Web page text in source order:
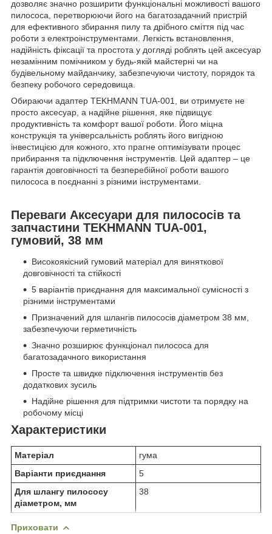
дозволяє значно розширити функціональні можливості вашого
пилососа, перетворюючи його на багатозадачний пристрій
для ефективного збирання пилу та дрібного сміття під час
роботи з електроінструментами. Легкість встановлення,
надійність фіксації та простота у догляді роблять цей аксесуар
незамінним помічником у будь-якій майстерні чи на
будівельному майданчику, забезпечуючи чистоту, порядок та
безпеку робочого середовища.
Обираючи адаптер TEKHMANN TUA-001, ви отримуєте не
просто аксесуар, а надійне рішення, яке підвищує
продуктивність та комфорт вашої роботи. Його міцна
конструкція та універсальність роблять його вигідною
інвестицією для кожного, хто прагне оптимізувати процес
прибирання та підключення інструментів. Цей адаптер – це
гарантія довговічності та безперебійної роботи вашого
пилососа в поєднанні з різними інструментами.
Переваги Аксесуари для пилососів та
запчастини TEKHMANN TUA-001,
гумовий, 38 мм
Високоякісний гумовий матеріал для виняткової
довговічності та стійкості
5 варіантів приєднання для максимальної сумісності з
різними інструментами
Призначений для шлангів пилососів діаметром 38 мм,
забезпечуючи герметичність
Значно розширює функціонал пилососа для
багатозадачного використання
Просте та швидке підключення інструментів без
додаткових зусиль
Надійне рішення для підтримки чистоти та порядку на
робочому місці
Характеристики
Матеріал
гума
Варіанти приєднання
5
Для шлангу пилососу
діаметром, мм
38
Приховати